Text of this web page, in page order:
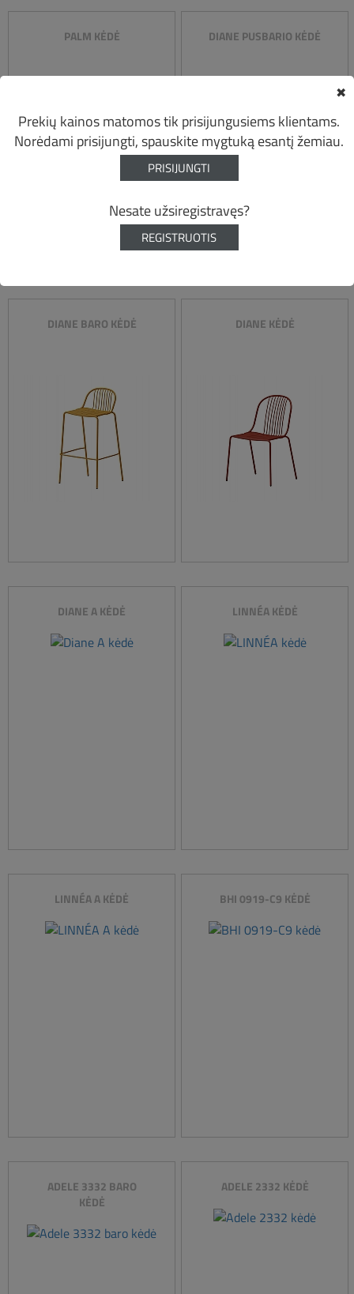
PALM KĖDĖ DIANE PUSBARIO KĖDĖ
DIANE BARO KĖDĖ DIANE KĖDĖ
DIANE A KĖDĖ LINNÉA KĖDĖ
LINNÉA A KĖDĖ BHI 0919-C9 KĖDĖ
ADELE 3332 BARO
KĖDĖ
ADELE 2332 KĖDĖ
Prekių kainos matomos tik prisijungusiems klientams.
Norėdami prisijungti, spauskite mygtuką esantį žemiau.
PRISIJUNGTI
Nesate užsiregistravęs?
REGISTRUOTIS
✖